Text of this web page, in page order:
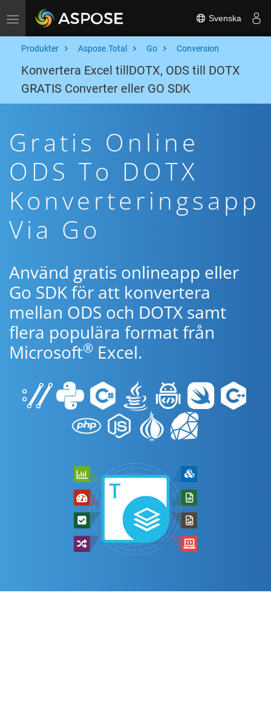
Toggle navigation Svenska
Produkter Aspose.Total Go Conversion
Konvertera Excel tillDOTX, ODS till DOTX
GRATIS Converter eller GO SDK
Gratis Online
ODS To DOTX
Konverteringsapp
Via Go
Använd gratis onlineapp eller
Go SDK för att konvertera
mellan ODS och DOTX samt
flera populära format från
Microsoft® Excel.